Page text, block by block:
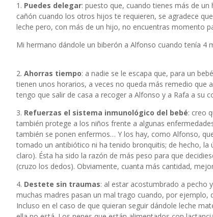
1. Puedes delegar: puesto que, cuando tienes más de
cañón cuando los otros hijos te requieren, se agradece
leche pero, con más de un hijo, no encuentras momento
Mi hermano dándole un biberón a Alfonso cuando tenía 4
2. Ahorras tiempo: a nadie se le escapa que, para un
tienen unos horarios, a veces no queda más remedio
tengo que salir de casa a recoger a Alfonso y a Rafa a su
3. Refuerzas el sistema inmunológico del bebé: creo
también protege a los niños frente a algunas
también se ponen enfermos… Y los hay, como Alfonso,
tomado un antibiótico ni ha tenido bronquitis; de hecho,
claro). Ésta ha sido la razón de más peso para que
(cruzo los dedos). Obviamente, cuanta más cantidad,
4. Destete sin traumas: al estar acostumbrado a pecho
muchas madres pasan un mal trago cuando, por ejemplo,
Incluso en el caso de que quieran seguir dándole leche